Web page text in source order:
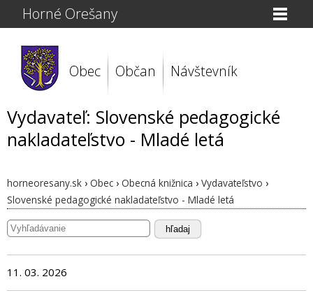
Horné Orešany
Obec Občan Návštevník
Vydavateľ: Slovenské pedagogické
nakladateľstvo - Mladé letá
horneoresany.sk › Obec › Obecná knižnica › Vydavateľstvo ›
Slovenské pedagogické nakladateľstvo - Mladé letá
hľadaj
11. 03. 2026